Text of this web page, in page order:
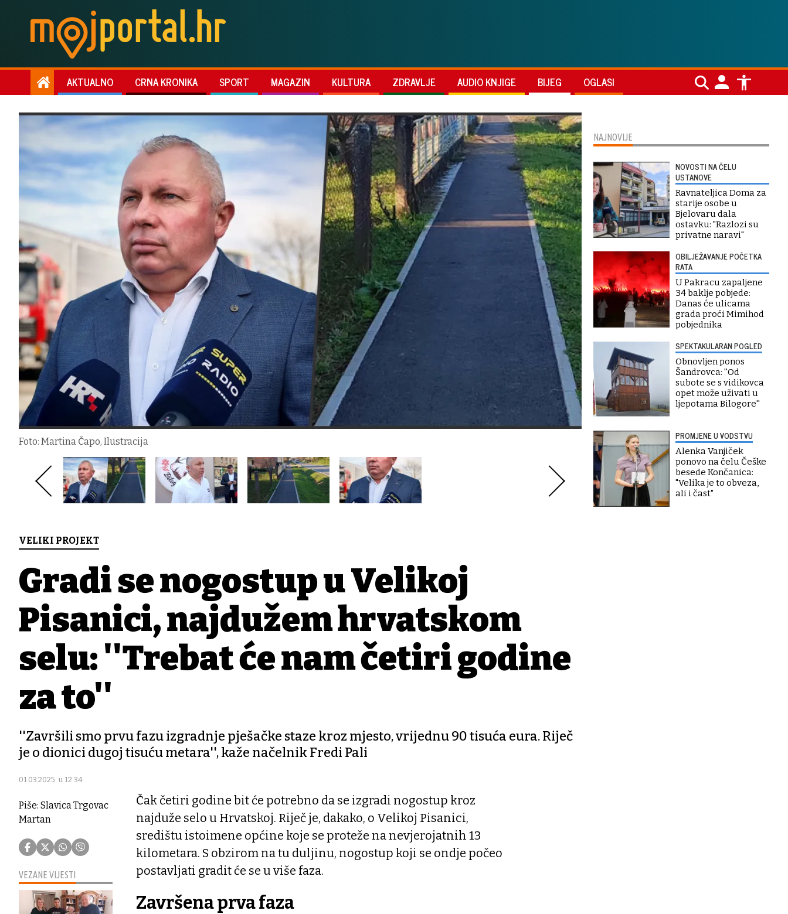
AKTUALNO CRNA KRONIKA SPORT MAGAZIN KULTURA ZDRAVLJE AUDIO KNJIGE BIJEG OGLASI
Foto: Martina Čapo, Ilustracija
VELIKI PROJEKT
Gradi se nogostup u Velikoj
Pisanici, najdužem hrvatskom
selu: ''Trebat će nam četiri godine
za to''
''Završili smo prvu fazu izgradnje pješačke staze kroz mjesto, vrijednu 90 tisuća eura. Riječ
je o dionici dugoj tisuću metara'', kaže načelnik Fredi Pali
01.03.2025. u 12:34
Piše: Slavica Trgovac
Martan
VEZANE VIJESTI
Čak četiri godine bit će potrebno da se izgradi nogostup kroz
najduže selo u Hrvatskoj. Riječ je, dakako, o Velikoj Pisanici,
središtu istoimene općine koje se proteže na nevjerojatnih 13
kilometara. S obzirom na tu duljinu, nogostup koji se ondje počeo
postavljati gradit će se u više faza.
Završena prva faza
NAJNOVIJE
NOVOSTI NA ČELU
USTANOVE
Ravnateljica Doma za
starije osobe u
Bjelovaru dala
ostavku: "Razlozi su
privatne naravi"
OBILJEŽAVANJE POČETKA
RATA
U Pakracu zapaljene
34 baklje pobjede:
Danas će ulicama
grada proći Mimihod
pobjednika
SPEKTAKULARAN POGLED
Obnovljen ponos
Šandrovca: ''Od
subote se s vidikovca
opet može uživati u
ljepotama Bilogore''
PROMJENE U VODSTVU
Alenka Vanjiček
ponovo na čelu Češke
besede Končanica:
"Velika je to obveza,
ali i čast"